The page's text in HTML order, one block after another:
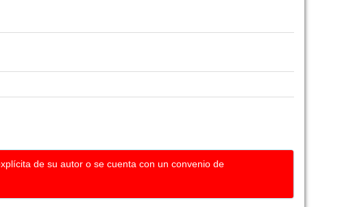
de su autor o se cuenta con un convenio de